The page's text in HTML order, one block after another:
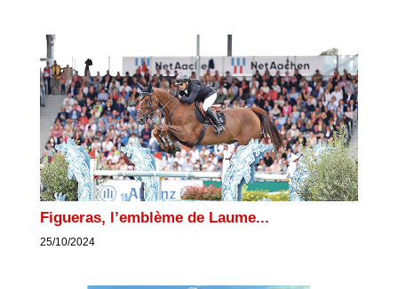
Figueras, l’emblème de Laume...
25/10/2024